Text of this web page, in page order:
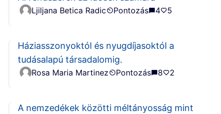
Ljiljana Betica Radic Pontozás 4 5
Háziasszonyoktól és nyugdíjasoktól a
tudásalapú társadalomig.
Rosa Maria Martinez Pontozás 8 2
A nemzedékek közötti méltányosság mint